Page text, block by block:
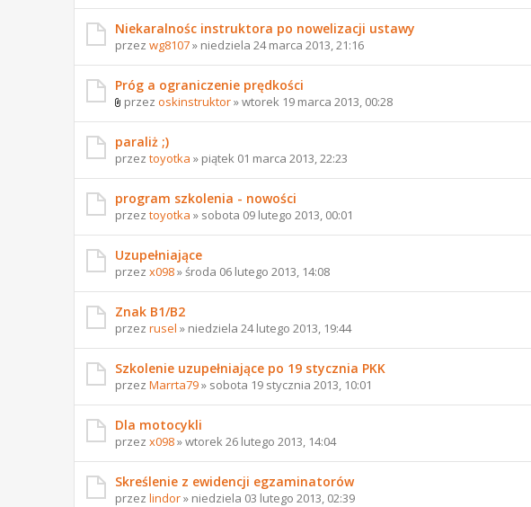
Niekaralnośc instruktora po nowelizacji ustawy
przez wg8107» niedziela 24 marca 2013, 21:16
Próg a ograniczenie prędkości
przez oskinstruktor» wtorek 19 marca 2013, 00:28
paraliż ;)
przez toyotka » piątek 01 marca 2013, 22:23
program szkolenia - nowości
przez toyotka » sobota 09 lutego 2013, 00:01
Uzupełniające
przez x098» środa 06 lutego 2013, 14:08
Znak B1/B2
przez rusel » niedziela 24 lutego 2013, 19:44
Szkolenie uzupełniające po 19 stycznia PKK
przez Marrta79» sobota 19 stycznia 2013, 10:01
Dla motocykli
przez x098» wtorek 26 lutego 2013, 14:04
Skreślenie z ewidencji egzaminatorów
przez lindor» niedziela 03 lutego 2013, 02:39